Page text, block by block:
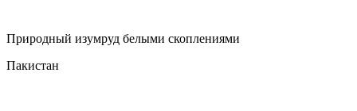
Природный изумруд белыми скоплениями
Пакистан